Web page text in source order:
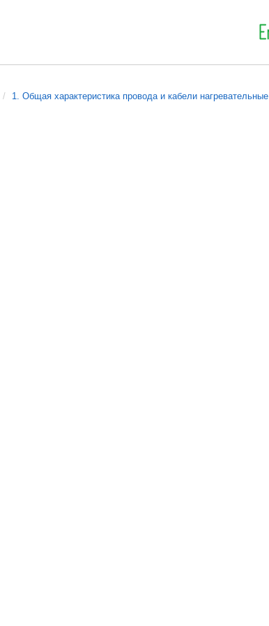
1. Общая характеристика провода и кабели нагревательные